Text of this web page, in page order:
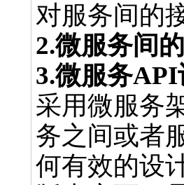
对服务间的
2.微服务间
3.微服务
采用微服务
务之间或者
何有效的设